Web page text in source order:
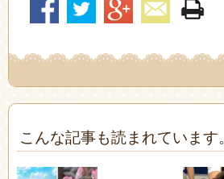
こんな記事も読まれています。